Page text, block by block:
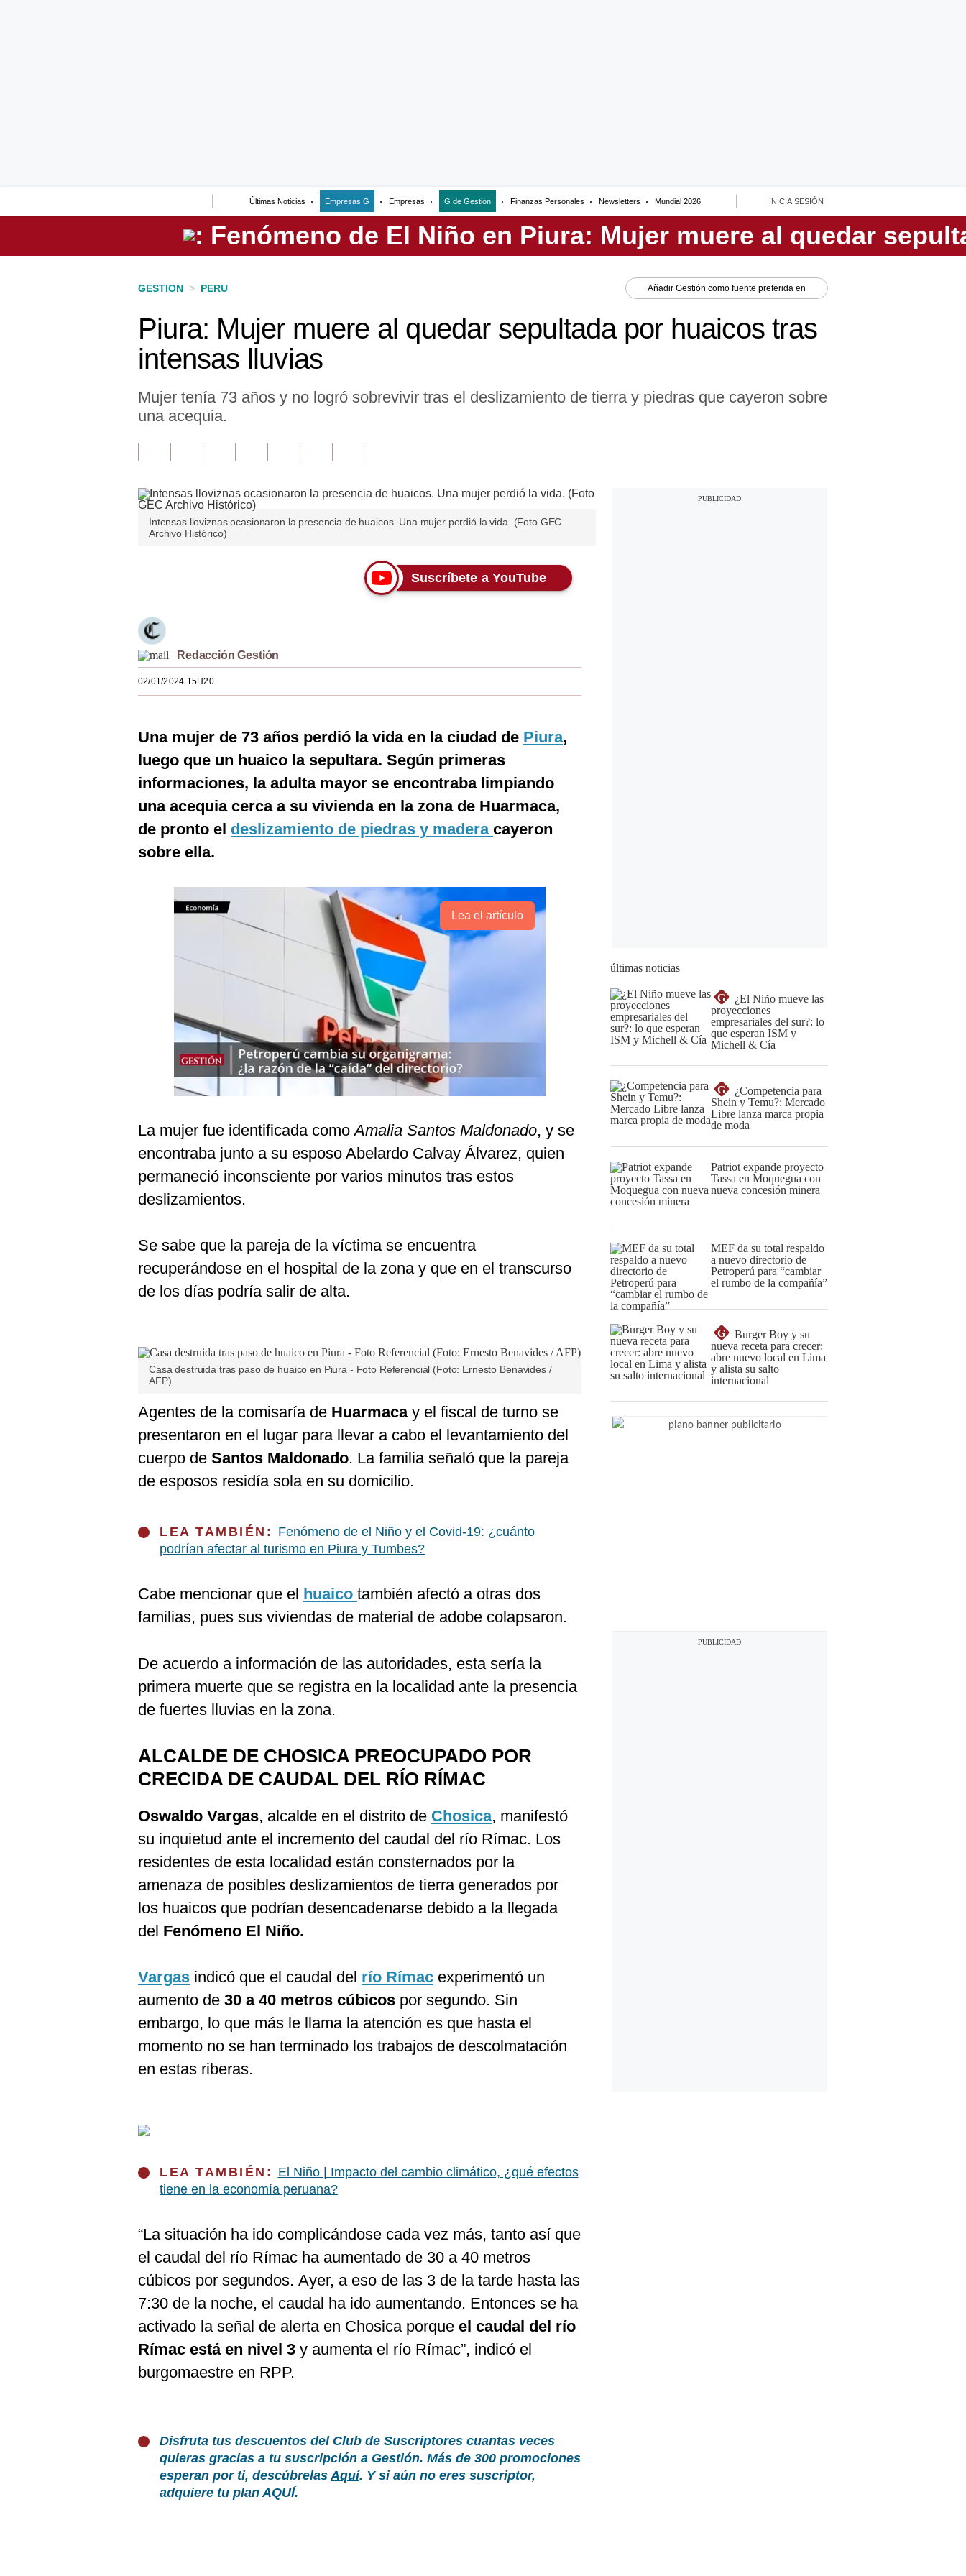
Últimas Noticias Empresas G Empresas G de Gestión Finanzas Personales Newsletters Mundial 2026 INICIA SESIÓN
Perú
GESTION > PERU Añadir Gestión como fuente preferida en
Piura: Mujer muere al quedar sepultada por huaicos tras
intensas lluvias
Mujer tenía 73 años y no logró sobrevivir tras el deslizamiento de tierra y piedras que cayeron sobre
una acequia.
Intensas lloviznas ocasionaron la presencia de huaicos. Una mujer perdió la vida. (Foto GEC
Archivo Histórico)
Suscríbete a YouTube
Redacción Gestión
02/01/2024 15H20
Una mujer de 73 años perdió la vida en la ciudad de Piura,
luego que un huaico la sepultara. Según primeras
informaciones, la adulta mayor se encontraba limpiando
una acequia cerca a su vivienda en la zona de Huarmaca,
de pronto el deslizamiento de piedras y madera cayeron
sobre ella.
Lea el artículo
La mujer fue identificada comoAmalia Santos Maldonado, y se
encontraba junto a su esposo Abelardo Calvay Álvarez, quien
permaneció inconsciente por varios minutos tras estos
deslizamientos.
Se sabe que la pareja de la víctima se encuentra
recuperándose en el hospital de la zona y que en el transcurso
de los días podría salir de alta.
Casa destruida tras paso de huaico en Piura - Foto Referencial (Foto: Ernesto Benavides /
AFP)
Agentes de la comisaría de Huarmaca y el fiscal de turno se
presentaron en el lugar para llevar a cabo el levantamiento del
cuerpo de Santos Maldonado. La familia señaló que la pareja
de esposos residía sola en su domicilio.
LEA TAMBIÉN: Fenómeno de el Niño y el Covid-19: ¿cuánto
podrían afectar al turismo en Piura y Tumbes?
Cabe mencionar que el huaico también afectó a otras dos
familias, pues sus viviendas de material de adobe colapsaron.
De acuerdo a información de las autoridades, esta sería la
primera muerte que se registra en la localidad ante la presencia
de fuertes lluvias en la zona.
ALCALDE DE CHOSICA PREOCUPADO POR
CRECIDA DE CAUDAL DEL RÍO RÍMAC
Oswaldo Vargas, alcalde en el distrito de Chosica, manifestó
su inquietud ante el incremento del caudal del río Rímac. Los
residentes de esta localidad están consternados por la
amenaza de posibles deslizamientos de tierra generados por
los huaicos que podrían desencadenarse debido a la llegada
del Fenómeno El Niño.
Vargas indicó que el caudal del río Rímac experimentó un
aumento de 30 a 40 metros cúbicos por segundo. Sin
embargo, lo que más le llama la atención es que hasta el
momento no se han terminado los trabajos de descolmatación
en estas riberas.
LEA TAMBIÉN: El Niño | Impacto del cambio climático, ¿qué efectos
tiene en la economía peruana?
“La situación ha ido complicándose cada vez más, tanto así que
el caudal del río Rímac ha aumentado de 30 a 40 metros
cúbicos por segundos. Ayer, a eso de las 3 de la tarde hasta las
7:30 de la noche, el caudal ha ido aumentando. Entonces se ha
activado la señal de alerta en Chosica porque el caudal del río
Rímac está en nivel 3 y aumenta el río Rímac”, indicó el
burgomaestre en RPP.
Disfruta tus descuentos del Club de Suscriptores cuantas veces
quieras gracias a tu suscripción a Gestión. Más de 300 promociones
esperan por ti, descúbrelasAquí. Y si aún no eres suscriptor,
adquiere tu planAQUÍ.
últimas noticias
G
¿El Niño mueve las
proyecciones
empresariales del sur?: lo
que esperan ISM y
Michell & Cía
G
¿Competencia para
Shein y Temu?: Mercado
Libre lanza marca propia
de moda
Patriot expande proyecto
Tassa en Moquegua con
nueva concesión minera
MEF da su total respaldo
a nuevo directorio de
Petroperú para “cambiar
el rumbo de la compañía”
G
Burger Boy y su
nueva receta para crecer:
abre nuevo local en Lima
y alista su salto
internacional